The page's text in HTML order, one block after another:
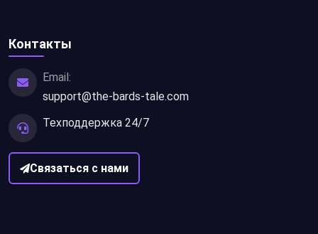
Контакты
Email:
support@the-bards-tale.com
Техподдержка 24/7
Связаться с нами